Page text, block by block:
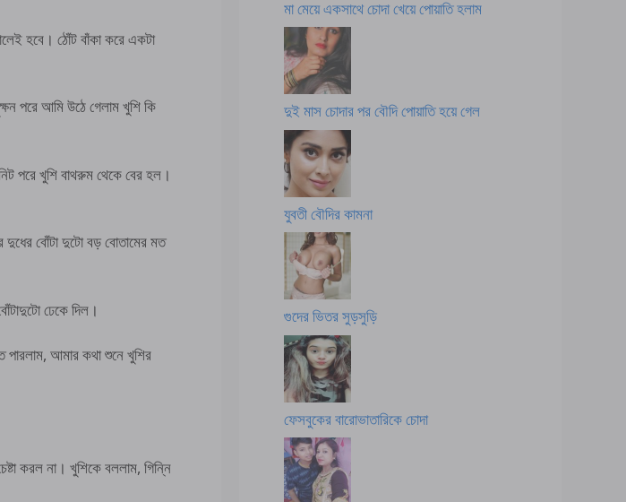
হবে। ঠোঁট বাঁকা করে একটা
পরে আমি উঠে গেলাম খুশি কি
পরে খুশি বাথরুম থেকে বের হল।
দুধের বোঁটা দুটো বড় বোতামের মত
ঢেকে দিল।
পারলাম, আমার কথা শুনে খুশির
করল না। খুশিকে বললাম, গিন্নি
মা মেয়ে একসাথে চোদা খেয়ে পোয়াতি হলাম
দুই মাস চোদার পর বৌদি পোয়াতি হয়ে গেল
যুবতী বৌদির কামনা
গুদের ভিতর সুড়সুড়ি
ফেসবুকের বারোভাতারিকে চোদা